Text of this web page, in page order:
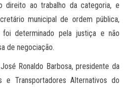
direito ao trabalho da categoria, e
municipal de ordem pública,
determinado pela justiça e não
de negociação.
Ronaldo Barbosa, presidente da
e Transportadores Alternativos do